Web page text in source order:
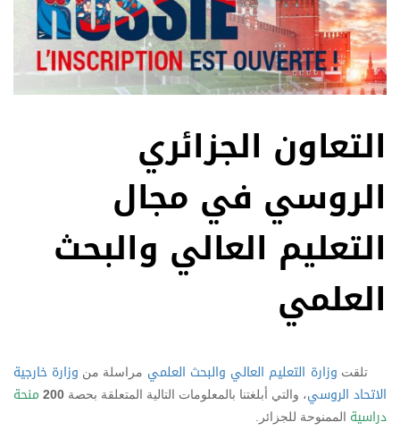
التعاون الجزائري
الروسي في مجال
التعليم العالي والبحث
العلمي
تلقت وزارة التعليم العالي والبحث العلمي مراسلة من وزارة خارجية
الاتحاد الروسي، والتي أبلغتنا بالمعلومات التالية المتعلقة بحصة 200 منحة
دراسية الممنوحة للجزائر.